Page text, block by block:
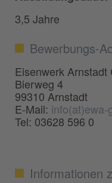
3,5 Jahre
Bewerbungs-
Eisenwerk Arnstadt
Bierweg 4
99310 Arnstadt
E-Mail: info(at)ewa-
Tel: 03628 596 0
Informationen